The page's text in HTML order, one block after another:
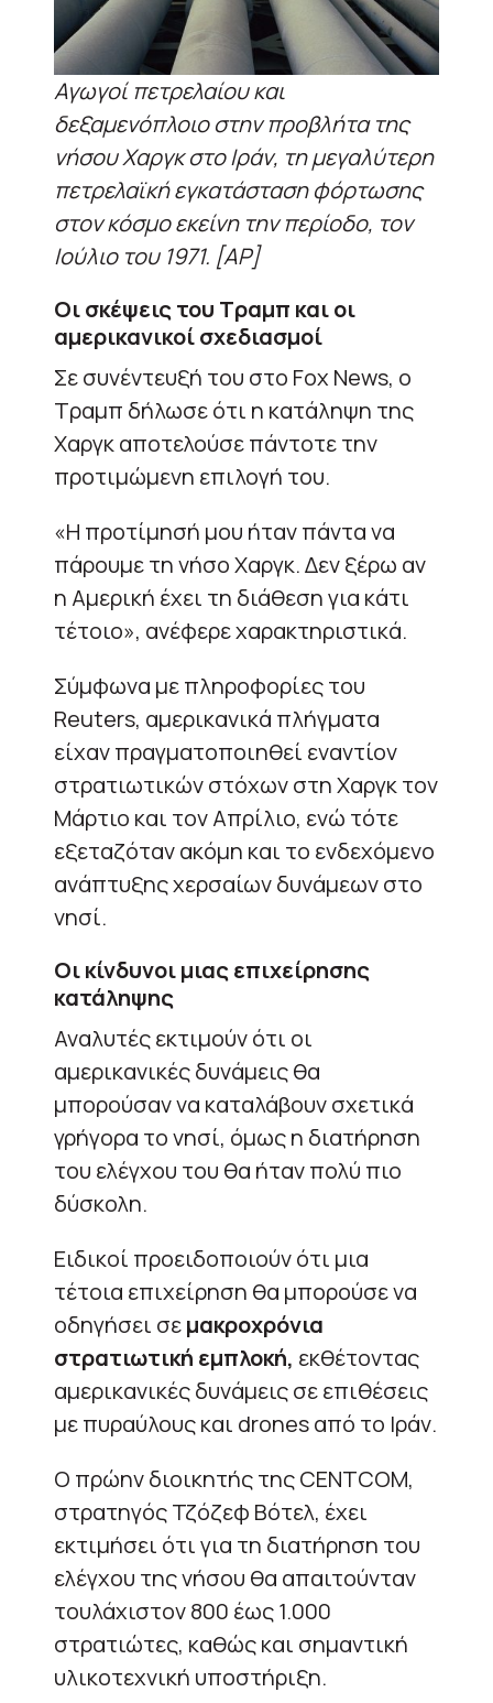
Αγωγοί πετρελαίου και
δεξαμενόπλοιο στην προβλήτα της
νήσου Χαργκ στο Ιράν, τη μεγαλύτερη
πετρελαϊκή εγκατάσταση φόρτωσης
στον κόσμο εκείνη την περίοδο, τον
Ιούλιο του 1971. [AP]
Οι σκέψεις του Τραμπ και οι
αμερικανικοί σχεδιασμοί
Σε συνέντευξή του στο Fox News, ο
Τραμπ δήλωσε ότι η κατάληψη της
Χαργκ αποτελούσε πάντοτε την
προτιμώμενη επιλογή του.
«Η προτίμησή μου ήταν πάντα να
πάρουμε τη νήσο Χαργκ. Δεν ξέρω αν
η Αμερική έχει τη διάθεση για κάτι
τέτοιο», ανέφερε χαρακτηριστικά.
Σύμφωνα με πληροφορίες του
Reuters, αμερικανικά πλήγματα
είχαν πραγματοποιηθεί εναντίον
στρατιωτικών στόχων στη Χαργκ τον
Μάρτιο και τον Απρίλιο, ενώ τότε
εξεταζόταν ακόμη και το ενδεχόμενο
ανάπτυξης χερσαίων δυνάμεων στο
νησί.
Οι κίνδυνοι μιας επιχείρησης
κατάληψης
Αναλυτές εκτιμούν ότι οι
αμερικανικές δυνάμεις θα
μπορούσαν να καταλάβουν σχετικά
γρήγορα το νησί, όμως η διατήρηση
του ελέγχου του θα ήταν πολύ πιο
δύσκολη.
Ειδικοί προειδοποιούν ότι μια
τέτοια επιχείρηση θα μπορούσε να
οδηγήσει σεμακροχρόνια
στρατιωτική εμπλοκή, εκθέτοντας
αμερικανικές δυνάμεις σε επιθέσεις
με πυραύλους και drones από το Ιράν.
Ο πρώην διοικητής της CENTCOM,
στρατηγός Τζόζεφ Βότελ, έχει
εκτιμήσει ότι για τη διατήρηση του
ελέγχου της νήσου θα απαιτούνταν
τουλάχιστον 800 έως 1.000
στρατιώτες, καθώς και σημαντική
υλικοτεχνική υποστήριξη.